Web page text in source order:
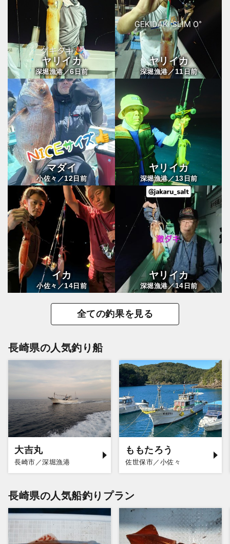
ヤリイカ
深堀漁港／6日前
ヤリイカ
深堀漁港／ 11日前
マダイ
小佐々／12 日前
ヤリイカ
深堀漁港／ 13 日前
イカ
小佐々／14日前
ヤリイカ
深堀漁港／14 日前
全ての釣果を見る
長崎県の人気釣り船
大吉丸
長崎市／深堀漁港
ももたろう
佐世保市／小佐々
長崎県の人気船釣りプラン